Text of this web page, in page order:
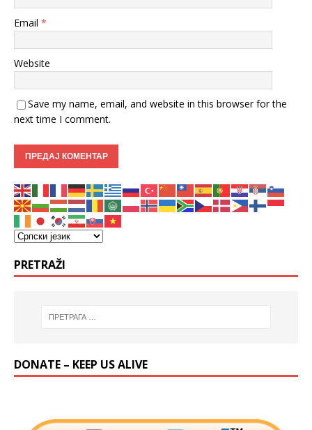
Email *
Website
Save my name, email, and website in this browser for the
next time I comment.
PRETRAŽI
DONATE – KEEP US ALIVE